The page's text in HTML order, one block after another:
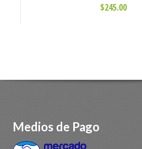
$245.00
Medios de Pago